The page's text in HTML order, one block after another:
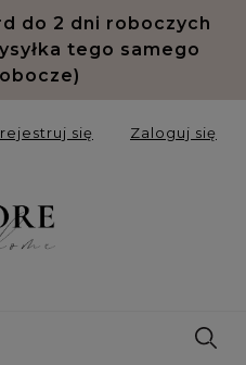
do 2 dni roboczych
tego samego
się Zaloguj się